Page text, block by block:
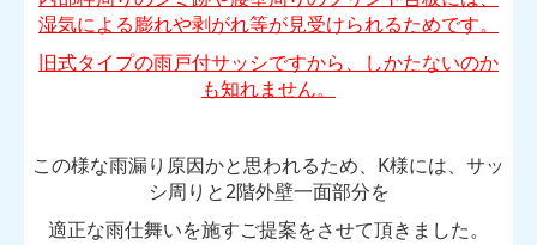
湿気による膨れや剥がれ等が見受けられるためです。
旧式タイプの雨戸付サッシですから、しかたないのか
も知れません。
この様な雨漏り原因かと思われるため、K様には、サッ
シ周りと2階外壁一面部分を
適正な雨仕舞いを施すご提案をさせて頂きました。